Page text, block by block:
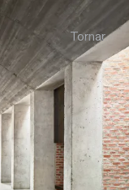
Tornar